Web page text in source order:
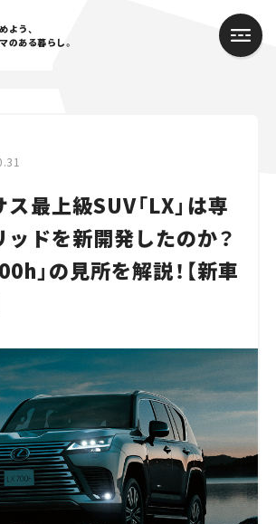
よう、
のある暮らし。
最上級SUV「LX」は専
ッドを新開発したのか？
」の見所を解説！【新車
Suzuki Jimny
スズキ｜Suzuki
マツダ ロードスター｜Mazda Roadster